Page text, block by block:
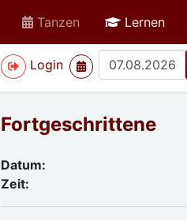
Tanzen Lernen
Login
>
Fortgeschrittene
Datum:
Zeit: